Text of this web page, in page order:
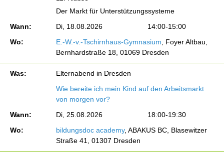
Di, 18.08.2026 14:00-15:00
Der Markt für Unterstützungssysteme
E.-W.-v.-Tschirnhaus-Gymnasium , Foyer Altbau,
Bernhardstraße 18, 01069 Dresden
Wann:
Wo:
Di, 25.08.2026 18:00-19:30
Elternabend in Dresden
Wie bereite ich mein Kind auf den Arbeitsmarkt
von morgen vor?
bildungsdoc academy, ABAKUS BC, Blasewitzer
Straße 41, 01307 Dresden
Was:
Wann:
Wo: